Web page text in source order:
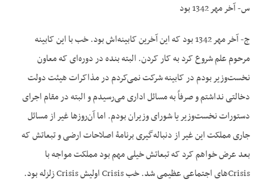
س- آخر مهر 1342 بود
ج- آخر مهر 1342 بود که این آخرین کابینه‌اش بود. خب با این کابینه
مرحوم علم شروع کرد به کار کردن. البته بنده در دوره‌ای که معاون
نخست‌وزیر بودم در کابینه شرکت نمی‌کردم در مذاکرات هیئت دولت
دخالتی نداشتم و صرفاً به مسائل اداری می‌رسیدم و البته در مقام اجرای
دستورات نخست‌وزیر یا شورای وزیران بودم. اما آن‌روزها غیر از مسائل
جاری مملکت این غیر از دنباله‌گیری برنامۀ اصلاحات ارضی و تبعاتش که
بعد عرض خواهم کرد که تبعاتش خیلی مهم بود مملکت مواجه با
Crisisهای اجتماعی عظیمی شد. خب Crisis اولیش Crisis زلزله بود.